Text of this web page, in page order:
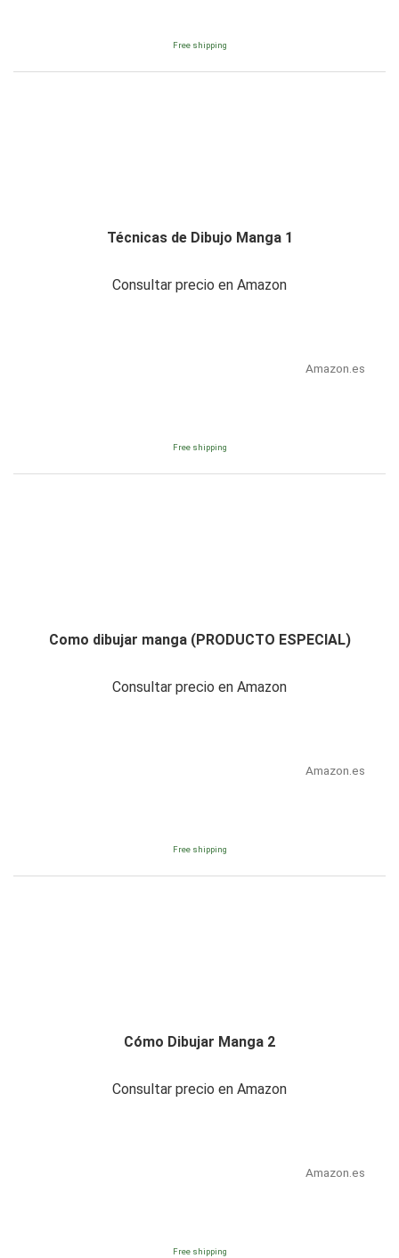
Free shipping
Técnicas de Dibujo Manga 1
Consultar precio en Amazon
Amazon.es
Free shipping
Como dibujar manga (PRODUCTO ESPECIAL)
Consultar precio en Amazon
Amazon.es
Free shipping
Cómo Dibujar Manga 2
Consultar precio en Amazon
Amazon.es
Free shipping